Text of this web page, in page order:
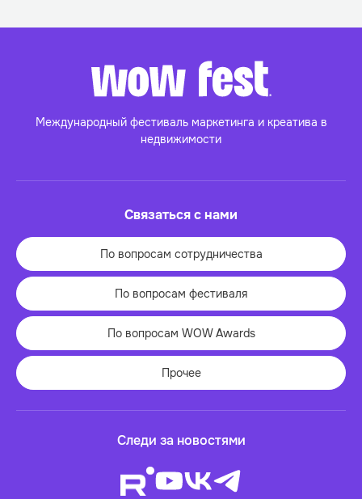
Международный фестиваль маркетинга и креатива в
недвижимости
Связаться с нами
По вопросам сотрудничества
По вопросам фестиваля
По вопросам WOW Awards
Прочее
Следи за новостями